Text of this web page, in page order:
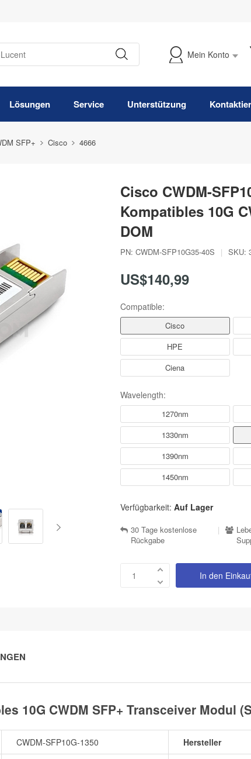
Mein Konto
Lösungen Service Unterstützung
SFP+ Cisco 4666
Cisco CWDM-
Kompatibles 10G
DOM
PN: CWDM-SFP10G35-40S | SKU:
US$140,99
Compatible:
Cisco
HPE
Ciena
Wavelength:
1270nm
1330nm
1390nm
1450nm
Verfügbarkeit: Auf Lager
30 Tage kostenlose
Rückgabe
|
In den
10G CWDM SFP+ Transceiver Modul
CWDM-SFP10G-1350 Hersteller